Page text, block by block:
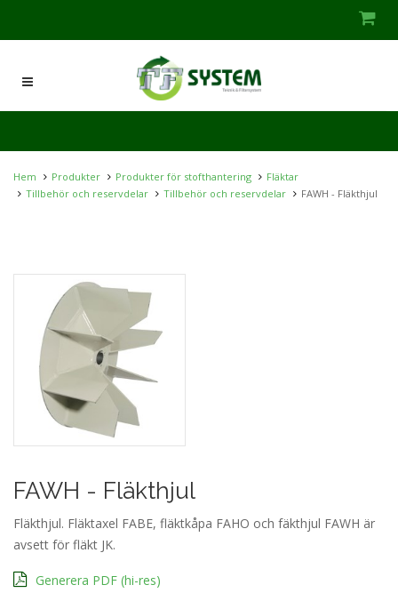
Hem Produkter Produkter för stofthantering
Fläktar
Tillbehör och reservdelar
Tillbehör och reservdelar FAWH - Fläkthjul
FAWH - Fläkthjul
Fläkthjul. Fläktaxel FABE, fläktkåpa FAHO och fäkthjul FAWH är
avsett för fläkt JK.
Generera PDF (hi-res)